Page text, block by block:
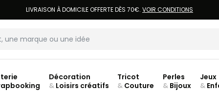
LIVRAISON À DOMICILE OFFERTE DÈS 70€. VOIR CONDITIONS
Décoration
&Loisirs créatifs
Tricot
& Couture
Perles
& Bijoux
Jeux
&